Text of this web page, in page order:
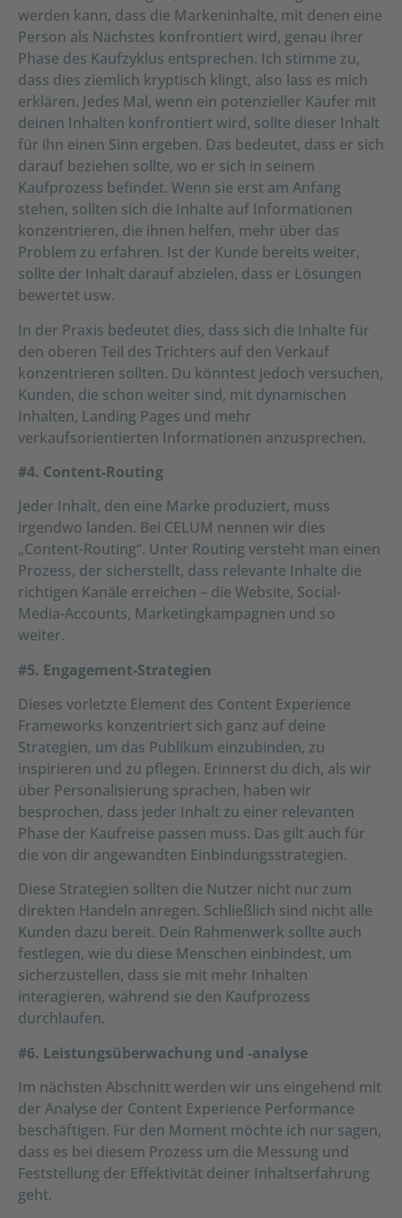
werden kann, dass die Markeninhalte, mit denen eine
Person als Nächstes konfrontiert wird, genau ihrer
Phase des Kaufzyklus entsprechen. Ich stimme zu,
dass dies ziemlich kryptisch klingt, also lass es mich
erklären. Jedes Mal, wenn ein potenzieller Käufer mit
deinen Inhalten konfrontiert wird, sollte dieser Inhalt
für ihn einen Sinn ergeben. Das bedeutet, dass er sich
darauf beziehen sollte, wo er sich in seinem
Kaufprozess befindet. Wenn sie erst am Anfang
stehen, sollten sich die Inhalte auf Informationen
konzentrieren, die ihnen helfen, mehr über das
Problem zu erfahren. Ist der Kunde bereits weiter,
sollte der Inhalt darauf abzielen, dass er Lösungen
bewertet usw.
In der Praxis bedeutet dies, dass sich die Inhalte für
den oberen Teil des Trichters auf den Verkauf
konzentrieren sollten. Du könntest jedoch versuchen,
Kunden, die schon weiter sind, mit dynamischen
Inhalten, Landing Pages und mehr
verkaufsorientierten Informationen anzusprechen.
#4. Content-Routing
Jeder Inhalt, den eine Marke produziert, muss
irgendwo landen. Bei CELUM nennen wir dies
„Content-Routing“. Unter Routing versteht man einen
Prozess, der sicherstellt, dass relevante Inhalte die
richtigen Kanäle erreichen – die Website, Social-
Media-Accounts, Marketingkampagnen und so
weiter.
#5. Engagement-Strategien
Dieses vorletzte Element des Content Experience
Frameworks konzentriert sich ganz auf deine
Strategien, um das Publikum einzubinden, zu
inspirieren und zu pflegen. Erinnerst du dich, als wir
über Personalisierung sprachen, haben wir
besprochen, dass jeder Inhalt zu einer relevanten
Phase der Kaufreise passen muss. Das gilt auch für
die von dir angewandten Einbindungsstrategien.
Diese Strategien sollten die Nutzer nicht nur zum
direkten Handeln anregen. Schließlich sind nicht alle
Kunden dazu bereit. Dein Rahmenwerk sollte auch
festlegen, wie du diese Menschen einbindest, um
sicherzustellen, dass sie mit mehr Inhalten
interagieren, während sie den Kaufprozess
durchlaufen.
#6. Leistungsüberwachung und -analyse
Im nächsten Abschnitt werden wir uns eingehend mit
der Analyse der Content Experience Performance
beschäftigen. Für den Moment möchte ich nur sagen,
dass es bei diesem Prozess um die Messung und
Feststellung der Effektivität deiner Inhaltserfahrung
geht.